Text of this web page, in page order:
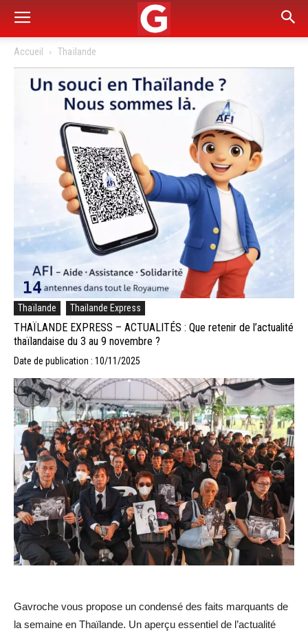
Accueil Thaïlande
Thaïlande Thailande Express
THAÏLANDE EXPRESS – ACTUALITÉS : Que retenir de l’actualité
thaïlandaise du 3 au 9 novembre ?
Date de publication : 10/11/2025
Gavroche vous propose un condensé des faits marquants de
la semaine en Thaïlande. Un aperçu essentiel de l’actualité